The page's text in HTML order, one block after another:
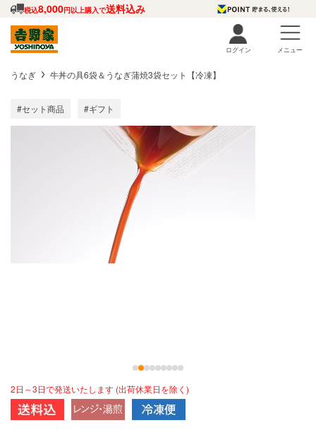
税込8,000円以上購入で送料込み
ログイン メニュー
うなぎ 牛丼の具6袋＆うなぎ蒲焼3袋セット【冷凍】
#セット商品 #ギフト
2日～3日で発送いたします (出荷休業日を除く)